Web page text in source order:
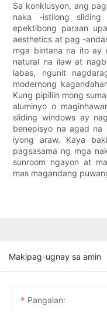
Sa konklusyon, ang
naka -istilong
epektibong paraan
aesthetics at pag -
mga bintana na ito ay
natural na ilaw at
labas, ngunit
modernong
Kung pipiliin mong
aluminyo o
sliding windows ay
benepisyo na agad na
iyong araw. Kaya
pagsasama ng mga
sunroom ngayon at
mas magandang
Makipag-ugnay sa amin
Pangalan: